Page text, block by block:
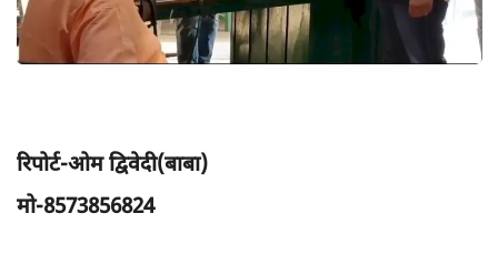
Covid-19
अपराध
शिक्षा
रिपोर्ट-ओम द्विवेदी(बाबा)
मो-8573856824